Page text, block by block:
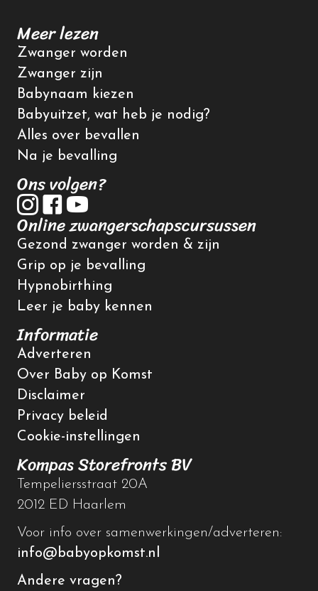
Meer lezen
Zwanger worden
Zwanger zijn
Babynaam kiezen
Babyuitzet, wat heb je nodig?
Alles over bevallen
Na je bevalling
Ons volgen?
Online zwangerschapscursussen
Gezond zwanger worden & zijn
Grip op je bevalling
Hypnobirthing
Leer je baby kennen
Informatie
Adverteren
Over Baby op Komst
Disclaimer
Privacy beleid
Cookie-instellingen
Kompas Storefronts BV
Tempeliersstraat 20A
2012 ED Haarlem
Voor info over samenwerkingen/adverteren:
info@babyopkomst.nl
Andere vragen?